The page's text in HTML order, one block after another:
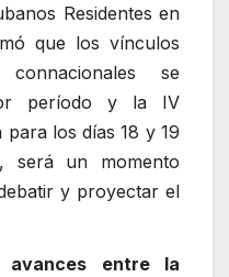
Residentes en
que los vínculos
se
período y la IV
los días 18 y 19
será un momento
y proyectar el
avances entre la